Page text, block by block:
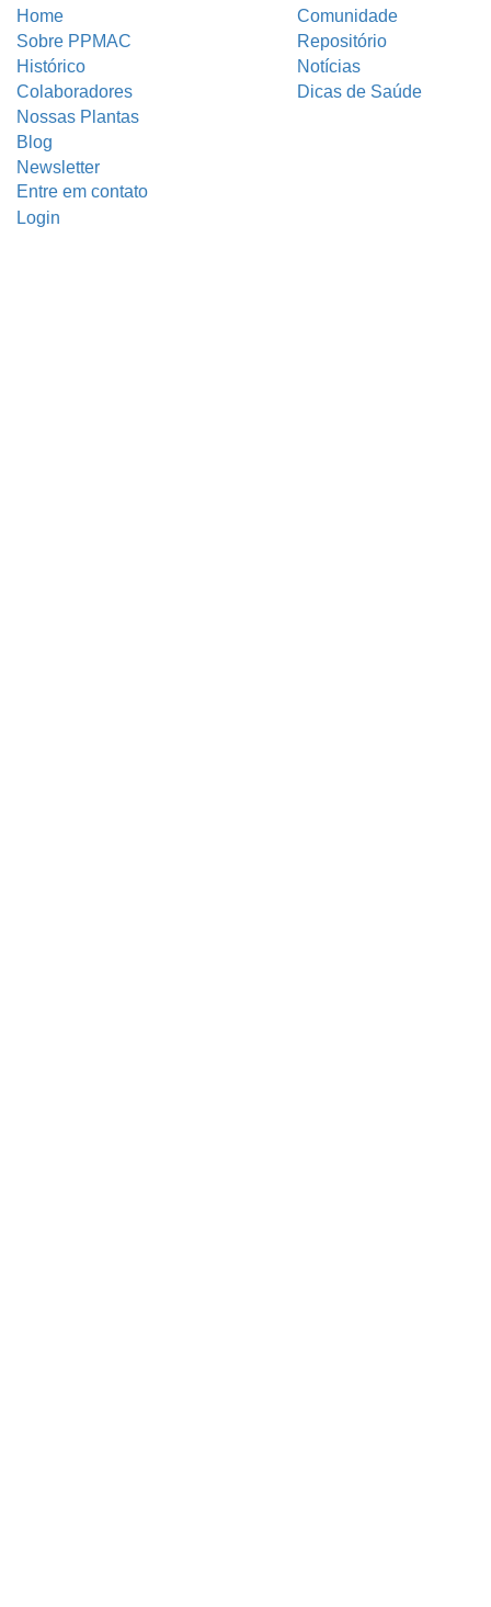
Home
Comunidade
Sobre PPMAC
Repositório
Histórico
Notícias
Colaboradores
Dicas de Saúde
Nossas Plantas
Blog
Newsletter
Entre em contato
Login